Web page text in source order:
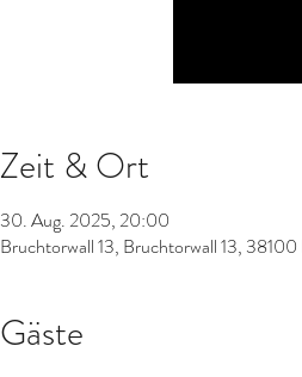
Zeit & Ort
30. Aug. 2025, 20:00
Bruchtorwall 13, Bruchtorwall 13,
Gäste